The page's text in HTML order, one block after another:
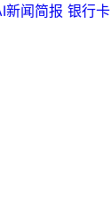
新闻简报 银行卡